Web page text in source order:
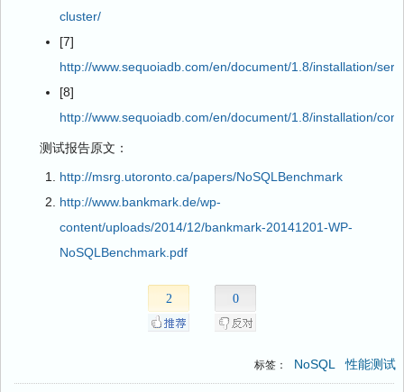
cluster/
[7]
http://www.sequoiadb.com/en/document/1.8/installation/
[8]
http://www.sequoiadb.com/en/document/1.8/installation/
测试报告原文：
http://msrg.utoronto.ca/papers/NoSQLBenchmark
http://www.bankmark.de/wp-
content/uploads/2014/12/bankmark-20141201-WP-
NoSQLBenchmark.pdf
2 0
标签： NoSQL 性能测试